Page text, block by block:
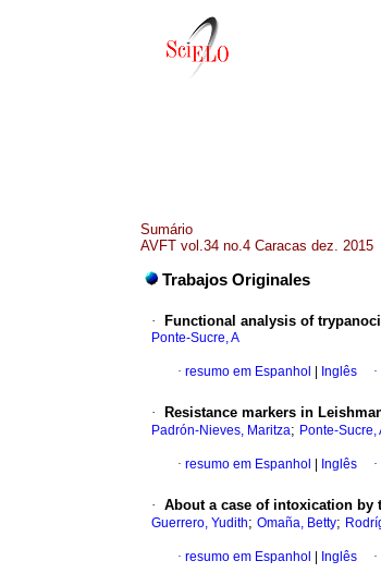
Sumário
AVFT vol.34 no.4 Caracas dez. 2015
Trabajos Originales
· Functional analysis of
Ponte-Sucre, A
· resumo em Espanhol Inglês ·
· Resistance markers in
Padrón-Nieves, Maritza; Ponte-Sucre,
· resumo em Espanhol Inglês ·
· About a case of intoxication by
Guerrero, Yudith; Omaña, Betty;
· resumo em Espanhol Inglês ·